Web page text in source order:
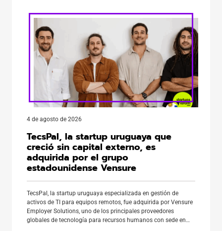
4 de agosto de 2026
TecsPal, la startup uruguaya que
creció sin capital externo, es
adquirida por el grupo
estadounidense Vensure
TecsPal, la startup uruguaya especializada en gestión de
activos de TI para equipos remotos, fue adquirida por Vensure
Employer Solutions, uno de los principales proveedores
globales de tecnología para recursos humanos con sede en